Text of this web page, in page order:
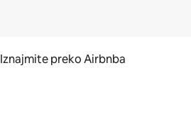
Iznajmite preko Airbnba